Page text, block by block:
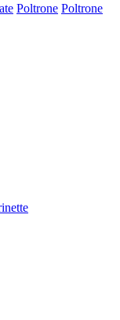
Poltrone Poltrone